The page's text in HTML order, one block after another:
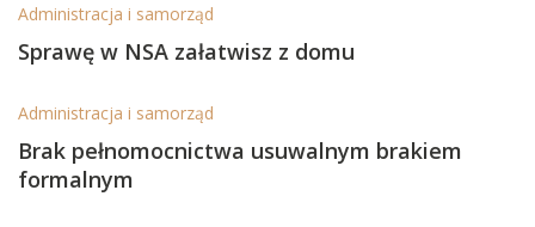
Administracja i samorząd
Sprawę w NSA załatwisz z domu
Administracja i samorząd
Brak pełnomocnictwa usuwalnym brakiem
formalnym